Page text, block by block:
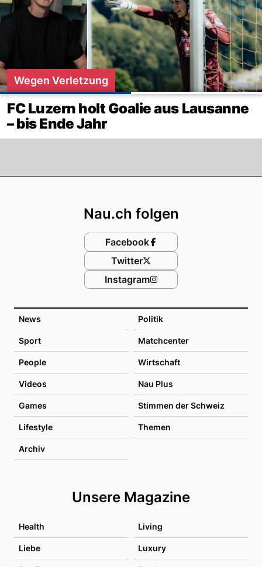
Wegen Verletzung
FC Luzern holt Goalie aus Lausanne
– bis Ende Jahr
News Politik
Sport Matchcenter
People Wirtschaft
Videos Nau Plus
Games Stimmen der Schweiz
Lifestyle Themen
Archiv
Unsere Magazine
Health Living
Liebe Luxury
Nau.ch folgen
Facebook
Twitter
Instagram